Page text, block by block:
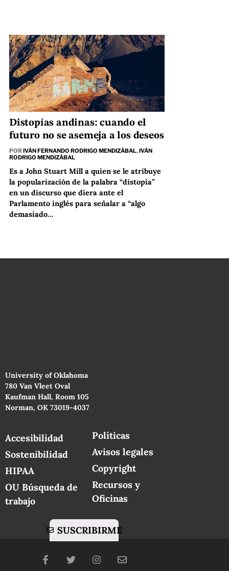
Distopías andinas: cuando el
futuro no se asemeja a los deseos
PORIVÁN FERNANDO RODRIGO MENDIZÁBAL,IVÁN
RODRIGO MENDIZÁBAL
Es a John Stuart Mill a quien se le atribuye
la popularización de la palabra “distopía”
en un discurso que diera ante el
Parlamento inglés para señalar a “algo
demasiado…
University of Oklahoma
780 Van Vleet Oval
Kaufman Hall, Room 105
Norman, OK 73019-4037
Accesibilidad
Sostenibilidad
HIPAA
OU Búsqueda de
trabajo
Políticas
Avisos legales
Copyright
Recursos y
Oficinas
SUSCRIBIRME